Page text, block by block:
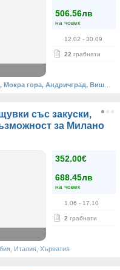
506.56лв
на човек
12.02 - 30.09
22 грабнати
със закуски,
за Милано
352.00€
688.45лв
на човек
1.06 - 17.10
2 грабнати
Италия, Хърватия